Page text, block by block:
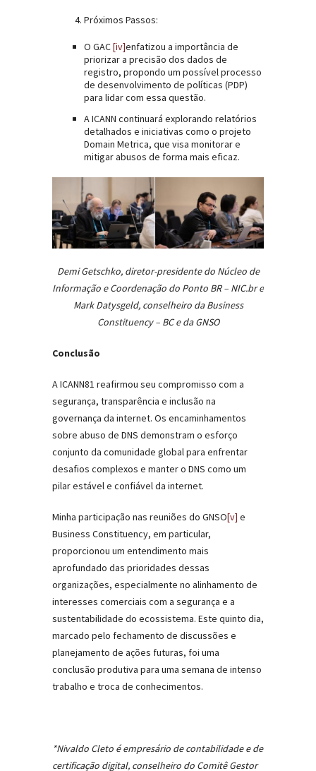
Próximos Passos:
O GAC[iv]enfatizou a importância de
priorizar a precisão dos dados de
registro, propondo um possível processo
de desenvolvimento de políticas (PDP)
para lidar com essa questão.
A ICANN continuará explorando relatórios
detalhados e iniciativas como o projeto
Domain Metrica, que visa monitorar e
mitigar abusos de forma mais eficaz.
Demi Getschko, diretor-presidente do Núcleo de
Informação e Coordenação do Ponto BR – NIC.br e
Mark Datysgeld, conselheiro da Business
Constituency – BC e da GNSO
Conclusão
A ICANN81 reafirmou seu compromisso com a
segurança, transparência e inclusão na
governança da internet. Os encaminhamentos
sobre abuso de DNS demonstram o esforço
conjunto da comunidade global para enfrentar
desafios complexos e manter o DNS como um
pilar estável e confiável da internet.
Minha participação nas reuniões do GNSO[v] e
Business Constituency, em particular,
proporcionou um entendimento mais
aprofundado das prioridades dessas
organizações, especialmente no alinhamento de
interesses comerciais com a segurança e a
sustentabilidade do ecossistema. Este quinto dia,
marcado pelo fechamento de discussões e
planejamento de ações futuras, foi uma
conclusão produtiva para uma semana de intenso
trabalho e troca de conhecimentos.
*Nivaldo Cleto é empresário de contabilidade e de
certificação digital, conselheiro do Comitê Gestor